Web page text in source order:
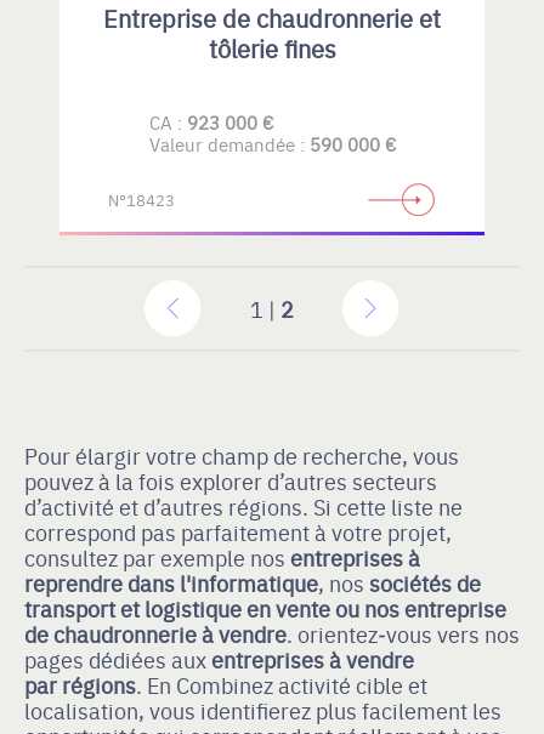
Entreprise de chaudronnerie et
tôlerie fines
CA : 923 000 €
Valeur demandée : 590 000 €
N°18423
1 | 2
Pour élargir votre champ de recherche, vous
pouvez à la fois explorer d’autres secteurs
d’activité et d’autres régions. Si cette liste ne
correspond pas parfaitement à votre projet,
consultez par exemple nos entreprises à
reprendre dans l'informatique, nos sociétés de
transport et logistique en venteou nos entreprise
de chaudronnerie à vendre. orientez‑vous vers nos
pages dédiées auxentreprises à vendre
par régions. En Combinez activité cible et
localisation, vous identifierez plus facilement les